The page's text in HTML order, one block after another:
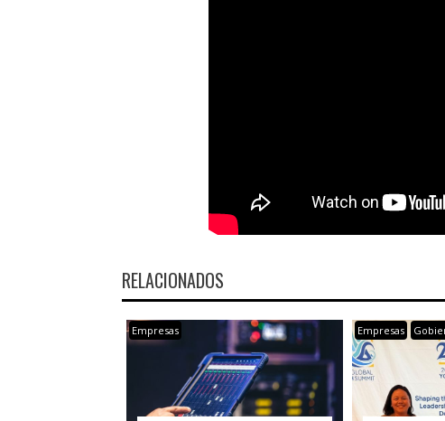
RELACIONADOS
Empresas Empresas